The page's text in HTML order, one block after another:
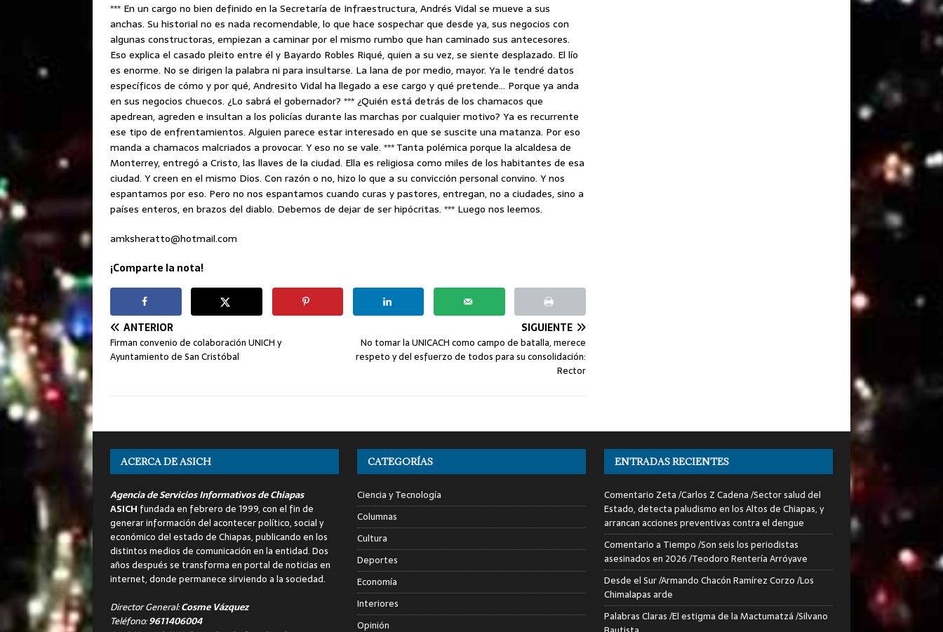
*** En un cargo no bien definido en la Secretaría de Infraestructura, Andrés Vidal se mueve a sus
anchas. Su historial no es nada recomendable, lo que hace sospechar que desde ya, sus negocios con
algunas constructoras, empiezan a caminar por el mismo rumbo que han caminado sus antecesores.
Eso explica el casado pleito entre él y Bayardo Robles Riqué, quien a su vez, se siente desplazado. El lío
es enorme. No se dirigen la palabra ni para insultarse. La lana de por medio, mayor. Ya le tendré datos
específicos de cómo y por qué, Andresito Vidal ha llegado a ese cargo y qué pretende… Porque ya anda
en sus negocios chuecos. ¿Lo sabrá el gobernador? *** ¿Quién está detrás de los chamacos que
apedrean, agreden e insultan a los policías durante las marchas por cualquier motivo? Ya es recurrente
ese tipo de enfrentamientos. Alguien parece estar interesado en que se suscite una matanza. Por eso
manda a chamacos malcriados a provocar. Y eso no se vale. *** Tanta polémica porque la alcaldesa de
Monterrey, entregó a Cristo, las llaves de la ciudad. Ella es religiosa como miles de los habitantes de esa
ciudad. Y creen en el mismo Dios. Con razón o no, hizo lo que a su convicción personal convino. Y nos
espantamos por eso. Pero no nos espantamos cuando curas y pastores, entregan, no a ciudades, sino a
países enteros, en brazos del diablo. Debemos de dejar de ser hipócritas. *** Luego nos leemos.
amksheratto@hotmail.com
¡Comparte la nota!
ANTERIOR
Firman convenio de colaboración UNICH y
Ayuntamiento de San Cristóbal
SIGUIENTE
No tomar la UNICACH como campo de batalla, merece
respeto y del esfuerzo de todos para su consolidación:
Rector
ACERCA DE ASICH
Agencia de Servicios Informativos de Chiapas
ASICH fundada en febrero de 1999, con el fin de
generar información del acontecer político, social y
económico del estado de Chiapas, publicando en los
distintos medios de comunicación en la entidad. Dos
años después se transforma en portal de noticias en
internet, donde permanece sirviendo a la sociedad.
Director General:Cosme Vázquez
Teléfono:9611406004
CATEGORÍAS
Ciencia y Tecnología
Columnas
Cultura
Deportes
Economía
Interiores
Opinión
ENTRADAS RECIENTES
Comentario Zeta /Carlos Z Cadena /Sector salud del
Estado, detecta paludismo en los Altos de Chiapas, y
arrancan acciones preventivas contra el dengue
Comentario a Tiempo /Son seis los periodistas
asesinados en 2026 /Teodoro Rentería Arróyave
Desde el Sur /Armando Chacón Ramírez Corzo /Los
Chimalapas arde
Palabras Claras /El estigma de la Mactumatzá /Silvano